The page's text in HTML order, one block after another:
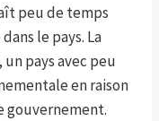
peu de temps
le pays. La
pays avec peu
en raison
gouvernement.